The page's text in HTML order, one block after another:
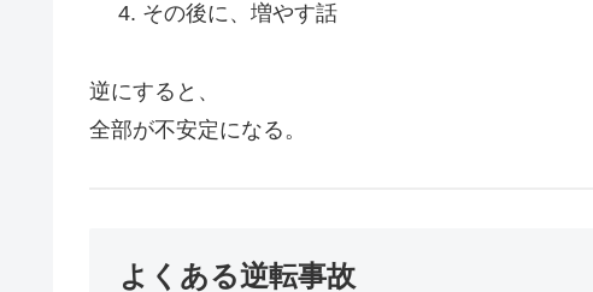
その後に、増やす話
逆にすると、
全部が不安定になる。
よくある逆転事故